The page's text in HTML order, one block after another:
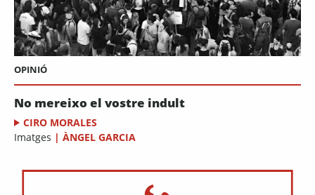
OPINIÓ
No mereixo el vostre indult
CIRO MORALES
Imatges | ÀNGEL GARCIA